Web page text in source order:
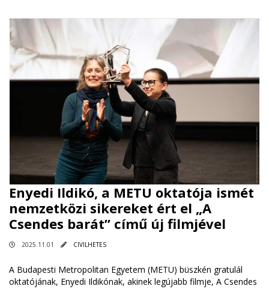
Enyedi Ildikó, a METU oktatója ismét
nemzetközi sikereket ért el „A
Csendes barát” című új filmjével
2025.11.01 CIVILHETES
A Budapesti Metropolitan Egyetem (METU) büszkén gratulál
oktatójának, Enyedi Ildikónak, akinek legújabb filmje, A Csendes